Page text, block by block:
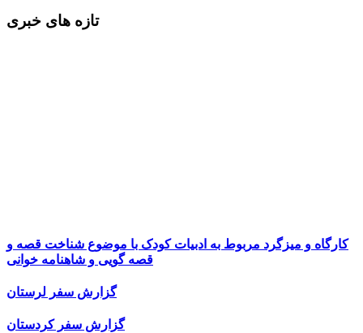
تازه های خبری
کارگاه و میزگرد مربوط به ادبیات کودک با موضوع شناخت قصه و
قصه گویی و شاهنامه خوانی
گزارش سفر لرستان
گزارش سفر کردستان